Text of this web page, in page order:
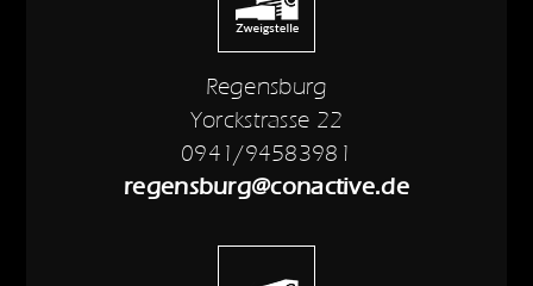
Regensburg
Yorckstrasse 22
0941/94583981
regensburg@conactive.de